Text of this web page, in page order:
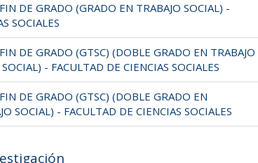
DE GRADO (GRADO EN TRABAJO SOCIAL) -
SOCIALES
DE GRADO (GTSC) (DOBLE GRADO EN TRABAJO
- FACULTAD DE CIENCIAS SOCIALES
DE GRADO (GTSC) (DOBLE GRADO EN
SOCIAL) - FACULTAD DE CIENCIAS SOCIALES